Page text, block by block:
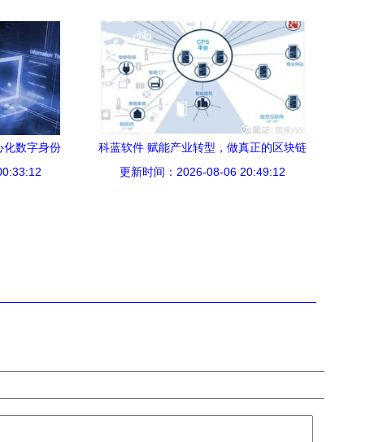
化数字身份
纪元
科蓝软件 赋能产业转型，做真正的区块链
技术王者
更新时间：2026-08-06 20:49:12